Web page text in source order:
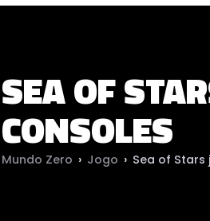
SEA OF
CONSOLES
Mundo Zero › Jogo › Sea of